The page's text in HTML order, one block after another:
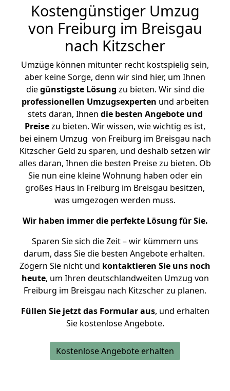
Kostengünstiger Umzug
von Freiburg im Breisgau
nach Kitzscher
Umzüge können mitunter recht kostspielig sein,
aber keine Sorge, denn wir sind hier, um Ihnen
diegünstigste Lösung zu bieten. Wir sind die
professionellen Umzugsexperten und arbeiten
stets daran, Ihnen die besten Angebote und
Preisezu bieten. Wir wissen, wie wichtig es ist,
bei einem Umzug von Freiburg im Breisgau nach
Kitzscher Geld zu sparen, und deshalb setzen wir
alles daran, Ihnen die besten Preise zu bieten. Ob
Sie nun eine kleine Wohnung haben oder ein
großes Haus in Freiburg im Breisgau besitzen,
was umgezogen werden muss.
Wir haben immer die perfekte Lösung für Sie.
Sparen Sie sich die Zeit – wir kümmern uns
darum, dass Sie die besten Angebote erhalten.
Zögern Sie nicht und kontaktieren Sie uns noch
heute, um Ihren deutschlandweiten Umzug von
Freiburg im Breisgau nach Kitzscher zu planen.
Füllen Sie jetzt das Formular aus, und erhalten
Sie kostenlose Angebote.
Kostenlose Angebote erhalten